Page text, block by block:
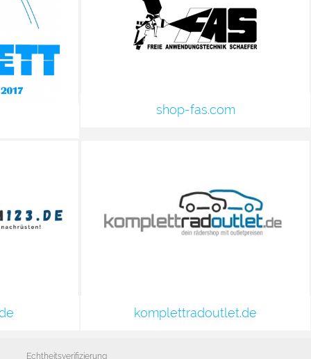
shop-fas.com
komplettradoutlet.de
Echtheitsverifizierung